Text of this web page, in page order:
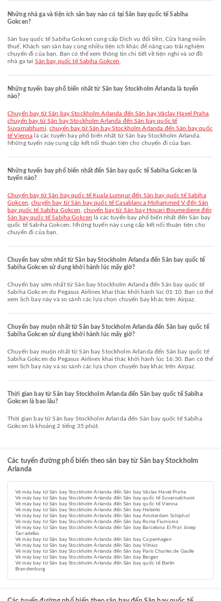
Những nhà ga và tiện ích sân bay nào có tại Sân bay quốc tế Sabiha
Gokcen?
Sân bay quốc tế Sabiha Gokcen cung cấp Dịch vụ đổi tiền, Cửa hàng miễn
thuế, Khách sạn sân bay cùng nhiều tiện ích khác để nâng cao trải nghiệm
chuyến đi của bạn. Bạn có thể xem thông tin chi tiết về tiện nghi và sơ đồ
nhà ga tại Sân bay quốc tế Sabiha Gokcen
Những tuyến bay phổ biến nhất từ Sân bay Stockholm Arlanda là tuyến
nào?
chuyến bay từ Sân bay Stockholm Arlanda đến Sân bay Václav Havel Praha,
chuyến bay từ Sân bay Stockholm Arlanda đến Sân bay quốc tế
Suvarnabhumi chuyến bay từ Sân bay Stockholm Arlanda đến Sân bay quốc
tế Vienna là các tuyến bay phổ biến nhất từ Sân bay Stockholm Arlanda.
Những tuyến này cung cấp kết nối thuận tiện cho chuyến đi của bạn.
Những tuyến bay phổ biến nhất đến Sân bay quốc tế Sabiha Gokcen là
tuyến nào?
chuyến bay từ Sân bay quốc tế Kuala Lumpur đến Sân bay quốc tế Sabiha
Gokcen ,chuyến bay từ Sân bay quốc tế Casablanca Mohammed V đến Sân
bay quốc tế Sabiha Gokcen
chuyến bay từ Sân bay Houari Boumediene đến
Sân bay quốc tế Sabiha Gokcen là các tuyến bay phổ biến nhất đến Sân bay
quốc tế Sabiha Gokcen. Những tuyến này cung cấp kết nối thuận tiện cho
chuyến đi của bạn.
Chuyến bay sớm nhất từ Sân bay Stockholm Arlanda đến Sân bay quốc tế
Sabiha Gokcen sử dụng khởi hành lúc mấy giờ?
Chuyến bay sớm nhất từ Sân bay Stockholm Arlanda đến Sân bay quốc tế
Sabiha Gokcen do Pegasus Airlines khai thác khởi hành lúc 01:10. Bạn có thể
xem lịch bay này và so sánh các lựa chọn chuyến bay khác trên Airpaz.
Chuyến bay muộn nhất từ Sân bay Stockholm Arlanda đến Sân bay quốc tế
Sabiha Gokcen sử dụng khởi hành lúc mấy giờ?
Chuyến bay muộn nhất từ Sân bay Stockholm Arlanda đến Sân bay quốc tế
Sabiha Gokcen do Pegasus Airlines khai thác khởi hành lúc 16:30. Bạn có thể
xem lịch bay này và so sánh các lựa chọn chuyến bay khác trên Airpaz.
Thời gian bay từ Sân bay Stockholm Arlanda đến Sân bay quốc tế Sabiha
Gokcen là bao lâu?
Thời gian bay từ Sân bay Stockholm Arlanda đến Sân bay quốc tế Sabiha
Gokcen là khoảng 2 tiếng 35 phút.
Các tuyến đường phổ biến theo sân bay từ Sân bay Stockholm
Arlanda
Vé máy bay từ Sân bay Stockholm Arlanda đến Sân bay Václav Havel Praha
Vé máy bay từ Sân bay Stockholm Arlanda đến Sân bay quốc tế Suvarnabhumi
Vé máy bay từ Sân bay Stockholm Arlanda đến Sân bay quốc tế Vienna
Vé máy bay từ Sân bay Stockholm Arlanda đến Sân bay Helsinki
Vé máy bay từ Sân bay Stockholm Arlanda đến Sân bay Amsterdam Schiphol
Vé máy bay từ Sân bay Stockholm Arlanda đến Sân bay Roma Fiumicino
Vé máy bay từ Sân bay Stockholm Arlanda đến Sân bay Barcelona El Prat Josep
Tarradellas
Vé máy bay từ Sân bay Stockholm Arlanda đến Sân bay Copenhagen
Vé máy bay từ Sân bay Stockholm Arlanda đến Sân bay Vilnius
Vé máy bay từ Sân bay Stockholm Arlanda đến Sân bay Paris Charles de Gaulle
Vé máy bay từ Sân bay Stockholm Arlanda đến Sân bay Bergen
Vé máy bay từ Sân bay Stockholm Arlanda đến Sân bay quốc tế Berlin
Brandenburg